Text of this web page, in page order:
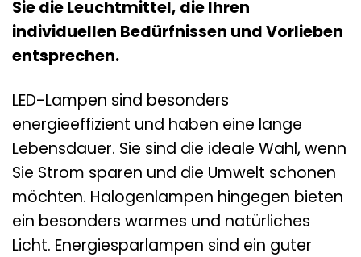
Sie die Leuchtmittel, die Ihren
individuellen Bedürfnissen und Vorlieben
entsprechen.
LED-Lampen sind besonders
energieeffizient und haben eine lange
Lebensdauer. Sie sind die ideale Wahl, wenn
Sie Strom sparen und die Umwelt schonen
möchten. Halogenlampen hingegen bieten
ein besonders warmes und natürliches
Licht. Energiesparlampen sind ein guter